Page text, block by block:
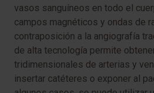
vasos sanguíneos en todo el
campos magnéticos y ondas de
contraposición a la angiografía
de alta tecnología permite
tridimensionales de arterias y
insertar catéteres o exponer al